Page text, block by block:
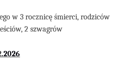
w 3 rocznicę śmierci, rodziców
2 szwagrów
.2026